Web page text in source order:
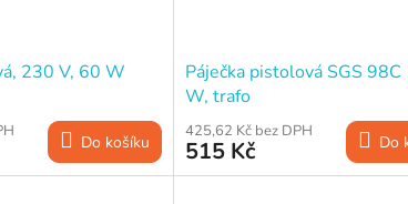
230 V, 60 W
Do košíku
Páječka pistolová SGS
W, trafo
425,62 Kč bez DPH
515 Kč Do